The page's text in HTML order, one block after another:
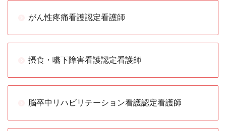
がん性疼痛看護認定看護師
摂食・嚥下障害看護認定看護師
脳卒中リハビリテーション看護認定看護師